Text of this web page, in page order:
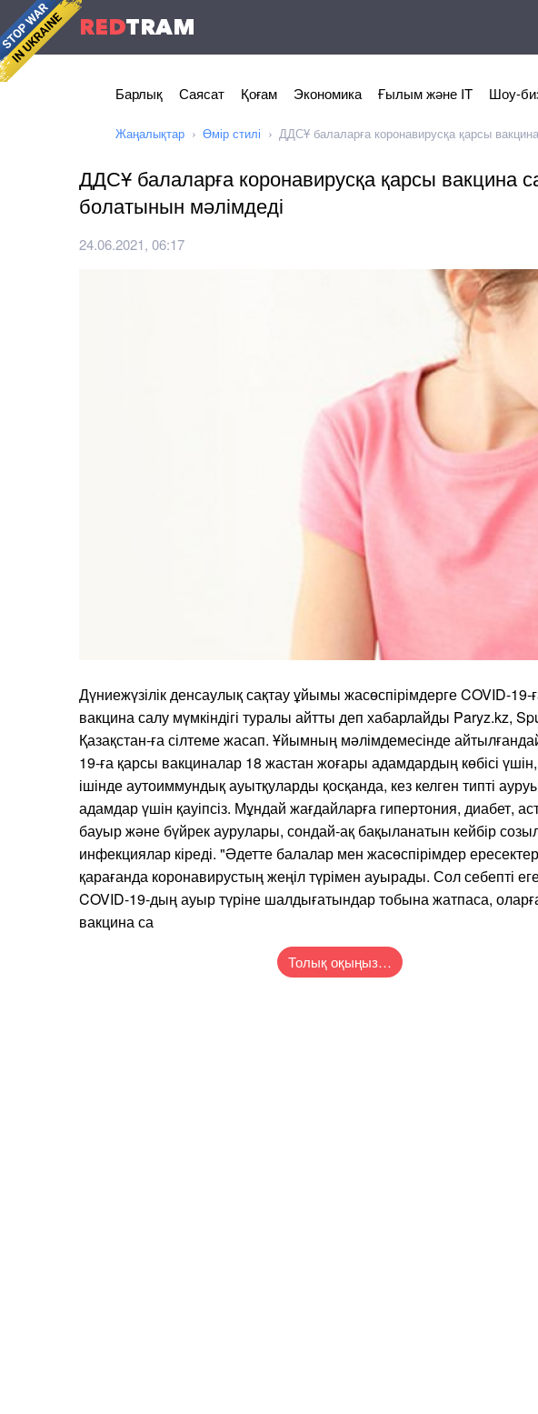
REDTRAM
Барлық Саясат Қоғам Экономика Ғылым және IT Шоу-
Жаңалықтар Өмір стилі ДДСҰ балаларға коронавирусқа қарсы
ДДСҰ балаларға коронавирусқа қарсы вакцина
болатынын мәлімдеді
24.06.2021, 06:17
Дүниежүзілік денсаулық сақтау ұйымы жасөспірімдерге COVID-19-
вакцина салу мүмкіндігі туралы айтты деп хабарлайды Paryz.kz,
Қазақстан-ға сілтеме жасап. Ұйымның мәлімдемесінде
19-ға қарсы вакциналар 18 жастан жоғары адамдардың көбісі
ішінде аутоиммундық ауытқуларды қосқанда, кез келген типті
адамдар үшін қауіпсіз. Мұндай жағдайларға гипертония, диабет,
бауыр және бүйрек аурулары, сондай-ақ бақыланатын кейбір
инфекциялар кіреді. "Әдетте балалар мен жасөспірімдер
қарағанда коронавирустың жеңіл түрімен ауырады. Сол себепті
COVID-19-дың ауыр түріне шалдығатындар тобына жатпаса,
вакцина са
Толық оқыңыз…